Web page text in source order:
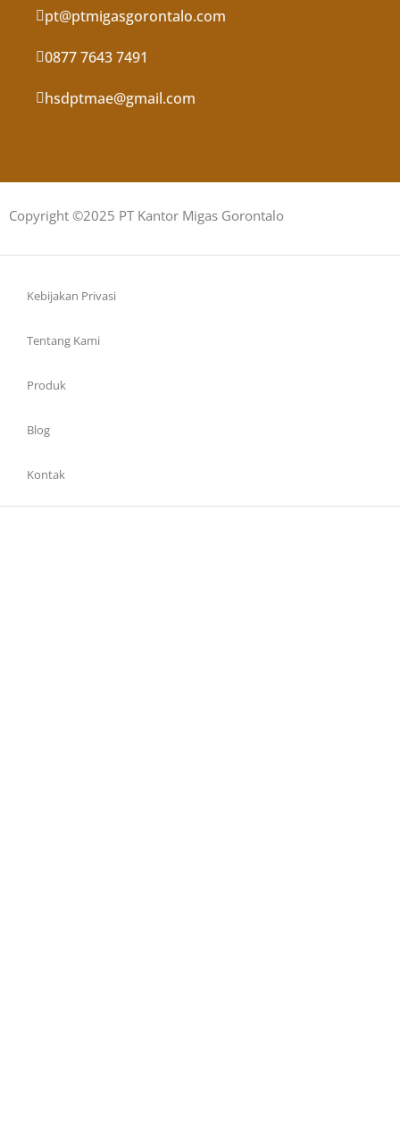
pt@ptmigasgorontalo.com
0877 7643 7491
hsdptmae@gmail.com
Copyright ©2025 PT Kantor Migas Gorontalo
Kebijakan Privasi
Tentang Kami
Produk
Blog
Kontak